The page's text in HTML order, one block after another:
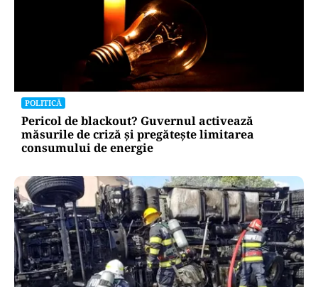
POLITICĂ
Pericol de blackout? Guvernul activează
măsurile de criză și pregătește limitarea
consumului de energie